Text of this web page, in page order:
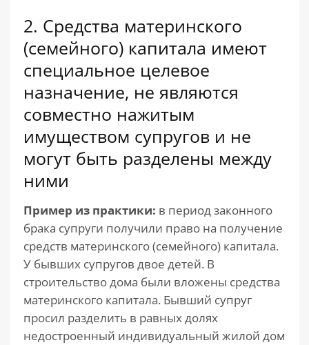
2. Средства материнского
(семейного) капитала имеют
специальное целевое
назначение, не являются
совместно нажитым
имуществом супругов и не
могут быть разделены между
ними
Пример из практики: в период законного
брака супруги получили право на получение
средств материнского (семейного) капитала.
У бывших супругов двое детей. В
строительство дома были вложены средства
материнского капитала. Бывший супруг
просил разделить в равных долях
недостроенный индивидуальный жилой дом